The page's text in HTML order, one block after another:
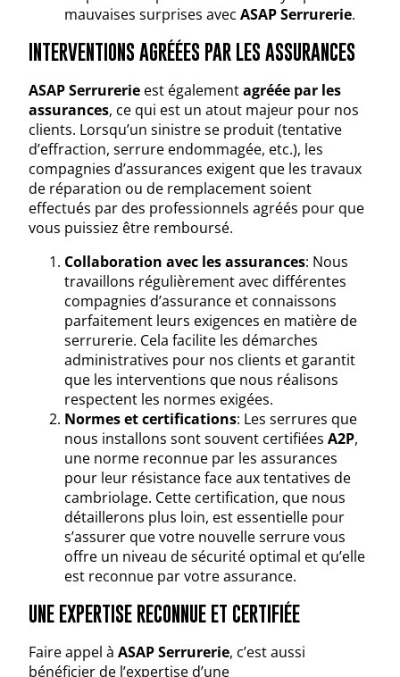
mauvaises surprises avec ASAP Serrurerie.
INTERVENTIONS AGRÉÉES PAR LES ASSURANCES
ASAP Serrurerie est égalementagréée par les
assurances, ce qui est un atout majeur pour nos
clients. Lorsqu’un sinistre se produit (tentative
d’effraction, serrure endommagée, etc.), les
compagnies d’assurances exigent que les travaux
de réparation ou de remplacement soient
effectués par des professionnels agréés pour que
vous puissiez être remboursé.
Collaboration avec les assurances: Nous
travaillons régulièrement avec différentes
compagnies d’assurance et connaissons
parfaitement leurs exigences en matière de
serrurerie. Cela facilite les démarches
administratives pour nos clients et garantit
que les interventions que nous réalisons
respectent les normes exigées.
Normes et certifications: Les serrures que
nous installons sont souvent certifiées A2P,
une norme reconnue par les assurances
pour leur résistance face aux tentatives de
cambriolage. Cette certification, que nous
détaillerons plus loin, est essentielle pour
s’assurer que votre nouvelle serrure vous
offre un niveau de sécurité optimal et qu’elle
est reconnue par votre assurance.
UNE EXPERTISE RECONNUE ET CERTIFIÉE
Faire appel à ASAP Serrurerie, c’est aussi
bénéficier de l’expertise d’une